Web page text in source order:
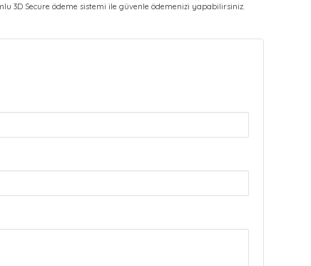
3D Secure ödeme sistemi ile güvenle ödemenizi yapabilirsiniz.